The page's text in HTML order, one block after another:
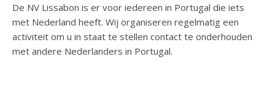
De NV Lissabon is er voor iedereen in Portugal die iets
met Nederland heeft. Wij organiseren regelmatig een
activiteit om u in staat te stellen contact te onderhouden
met andere Nederlanders in Portugal.